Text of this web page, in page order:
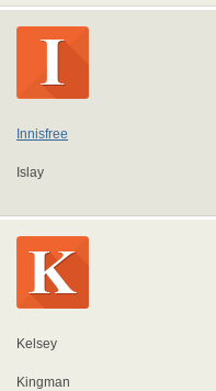
Innisfree
Islay
Kelsey
Kingman